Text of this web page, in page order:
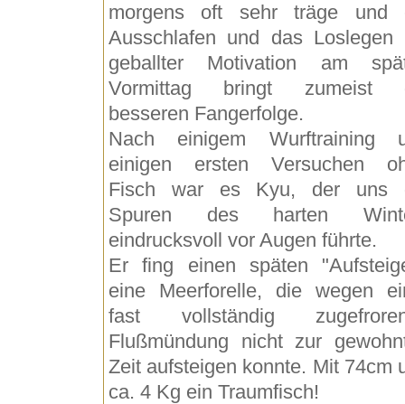
morgens oft sehr träge und
Ausschlafen und das Loslegen
geballter Motivation am
Vormittag bringt zumeist
besseren Fangerfolge.
Nach einigem Wurftraining
einigen ersten Versuchen
Fisch war es Kyu, der uns
Spuren des harten
eindrucksvoll vor Augen führte.
Er fing einen späten
eine Meerforelle, die wegen
fast vollständig
Flußmündung nicht zur
Zeit aufsteigen konnte. Mit 74cm
ca. 4 Kg ein Traumfisch!